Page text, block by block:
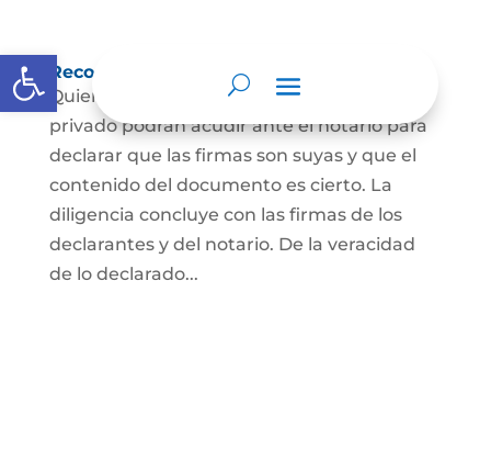
Abrir barra de herramientas
Reconocimiento de firma y contenido
Quienes hayan firmado un documento
privado podrán acudir ante el notario para
declarar que las firmas son suyas y que el
contenido del documento es cierto. La
diligencia concluye con las firmas de los
declarantes y del notario. De la veracidad
de lo declarado...